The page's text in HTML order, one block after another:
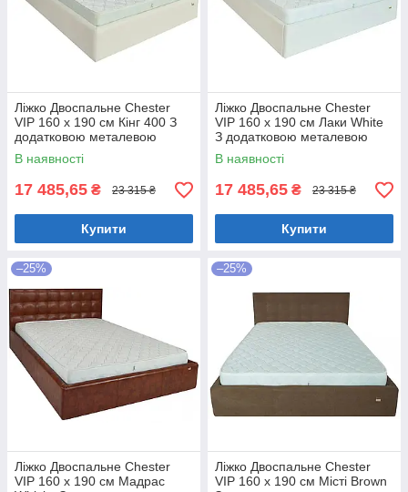
Ліжко Двоспальне Chester
VIP 160 х 190 см Кінг 400 З
додатковою металевою
цільнозварною рамою C1
Білий
В наявності
17 485,65 ₴ 23 315 ₴
Купити
Ліжко Двоспальне Chester
VIP 160 х 190 см Лаки White
З додатковою металевою
цільнозварною рамою Білий
В наявності
17 485,65 ₴ 23 315 ₴
Купити
–25%
Ліжко Двоспальне Chester
VIP 160 х 190 см Мадрас
–25%
Ліжко Двоспальне Chester
VIP 160 х 190 см Місті Brown